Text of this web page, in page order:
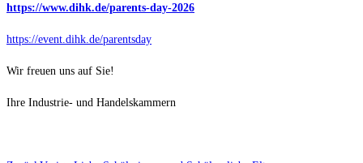
https://www.dihk.de/parents-day-2026
https://event.dihk.de/parentsday
Wir freuen uns auf Sie!
Ihre Industrie- und Handelskammern